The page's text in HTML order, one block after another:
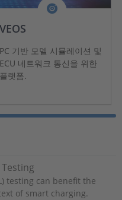
VEOS
PC 기반 모델 시뮬레이션 및
ECU 네트워크 통신을 위한
플랫폼.
testing can benefit the
of smart charging.